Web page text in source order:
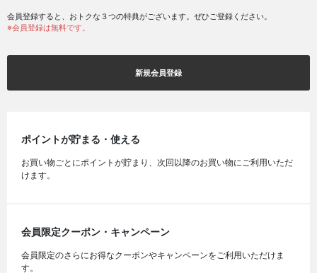
会員登録すると、おトクな３つの特典がございます。ぜひご登録ください。
※会員登録は無料です。
新規会員登録
ポイントが貯まる・使える
お買い物ごとにポイントが貯まり、次回以降のお買い物にご利用いただ
けます。
会員限定クーポン・キャンペーン
会員限定のさらにお得なクーポンやキャンペーンをご利用いただけま
す。